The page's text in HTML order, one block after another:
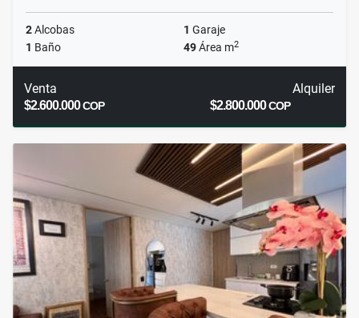
2Alcobas 1 Garaje
1 Baño 49Área m2
Venta
$2.600.000COP
Alquiler
$2.800.000COP